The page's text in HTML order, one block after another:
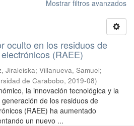
Mostrar filtros avanzados
oculto en los residuos de
(RAEE)
Jiraleiska; Villanueva, Samuel;
de Carabobo, 2019-08)
la innovación tecnológica y la
de los residuos de
(RAEE) ha aumentado
un nuevo ...